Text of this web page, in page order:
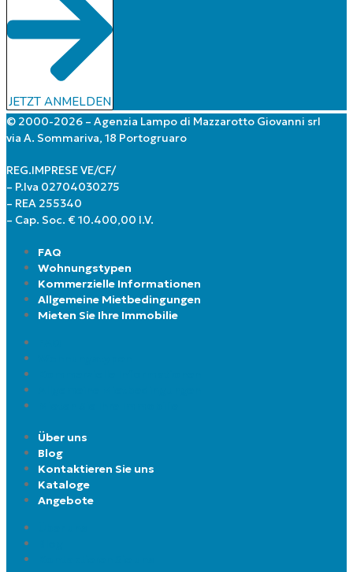
JETZT ANMELDEN
© 2000-2026 – Agenzia Lampo di Mazzarotto Giovanni srl
via A. Sommariva, 18 Portogruaro
REG.IMPRESE VE/CF/
– P.Iva 02704030275
– REA 255340
– Cap. Soc. € 10.400,00 I.V.
FAQ
Wohnungstypen
Kommerzielle Informationen
Allgemeine Mietbedingungen
Mieten Sie Ihre Immobilie
Über uns
Blog
Kontaktieren Sie uns
Kataloge
Angebote